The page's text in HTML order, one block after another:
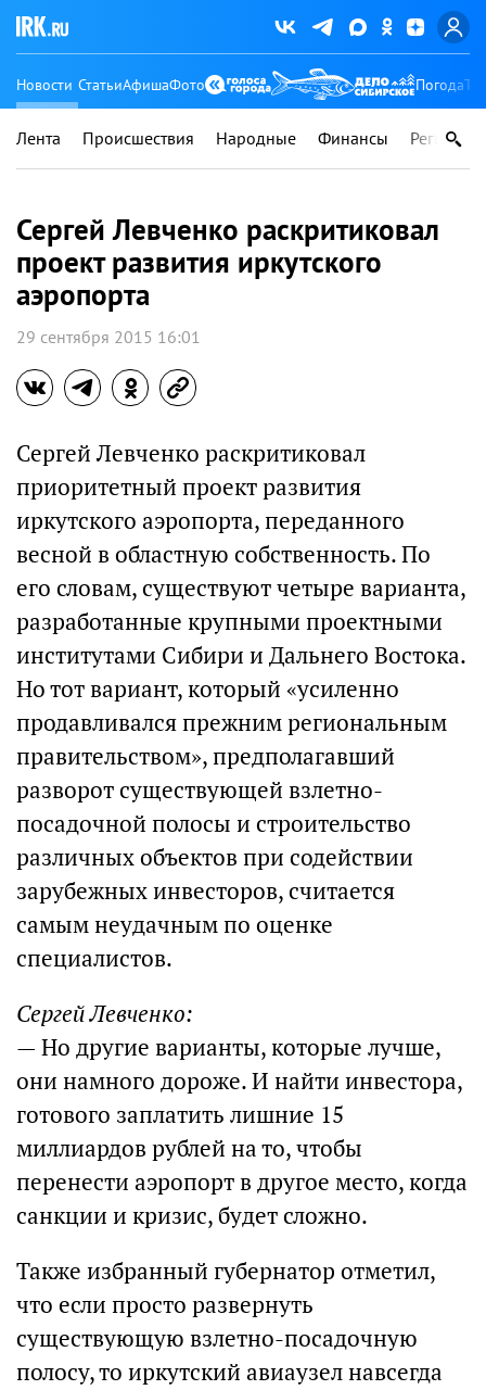
Новости СтатьиАфишаФото Погода
Лента Происшествия Народные Финансы Регионы
Сергей Левченко раскритиковал
проект развития иркутского
аэропорта
29 сентября 2015 16:01
Сергей Левченко раскритиковал
приоритетный проект развития
иркутского аэропорта, переданного
весной в областную собственность. По
его словам, существуют четыре варианта,
разработанные крупными проектными
институтами Сибири и Дальнего Востока.
Но тот вариант, который «усиленно
продавливался прежним региональным
правительством», предполагавший
разворот существующей взлетно-
посадочной полосы и строительство
различных объектов при содействии
зарубежных инвесторов, считается
самым неудачным по оценке
специалистов.
Сергей Левченко:
— Но другие варианты, которые лучше,
они намного дороже. И найти инвестора,
готового заплатить лишние 15
миллиардов рублей на то, чтобы
перенести аэропорт в другое место, когда
санкции и кризис, будет сложно.
Также избранный губернатор отметил,
что если просто развернуть
существующую взлетно-посадочную
полосу, то иркутский авиаузел навсегда